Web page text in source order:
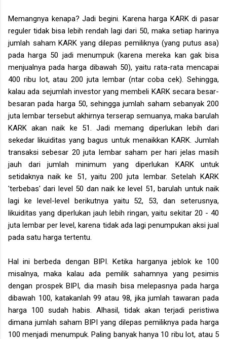
Memangnya kenapa? Jadi begini. Karena harga KARK di pasar
reguler tidak bisa lebih rendah lagi dari 50, maka setiap harinya
jumlah saham KARK yang dilepas pemiliknya (yang putus asa)
pada harga 50 jadi menumpuk (karena mereka kan gak bisa
menjualnya pada harga dibawah 50), yaitu rata-rata mencapai
400 ribu lot, atau 200 juta lembar (ntar coba cek). Sehingga,
kalau ada sejumlah investor yang membeli KARK secara besar-
besaran pada harga 50, sehingga jumlah saham sebanyak 200
juta lembar tersebut akhirnya terserap semuanya, maka barulah
KARK akan naik ke 51. Jadi memang diperlukan lebih dari
sekedar likuiditas yang bagus untuk menaikkan KARK. Jumlah
transaksi sebesar 20 juta lembar saham per hari jelas masih
jauh dari jumlah minimum yang diperlukan KARK untuk
setidaknya naik ke 51, yaitu 200 juta lembar. Setelah KARK
'terbebas' dari level 50 dan naik ke level 51, barulah untuk naik
lagi ke level-level berikutnya yaitu 52, 53, dan seterusnya,
likuiditas yang diperlukan jauh lebih ringan, yaitu sekitar 20 - 40
juta lembar per level, karena tidak ada lagi penumpukan aksi jual
pada satu harga tertentu.
Hal ini berbeda dengan BIPI. Ketika harganya jeblok ke 100
misalnya, maka kalau ada pemilik sahamnya yang pesimis
dengan prospek BIPI, dia masih bisa melepasnya pada harga
dibawah 100, katakanlah 99 atau 98, jika jumlah tawaran pada
harga 100 sudah habis. Alhasil, tidak akan terjadi peristiwa
dimana jumlah saham BIPI yang dilepas pemiliknya pada harga
100 menjadi menumpuk. Paling banyak hanya 10 ribu lot, atau 5